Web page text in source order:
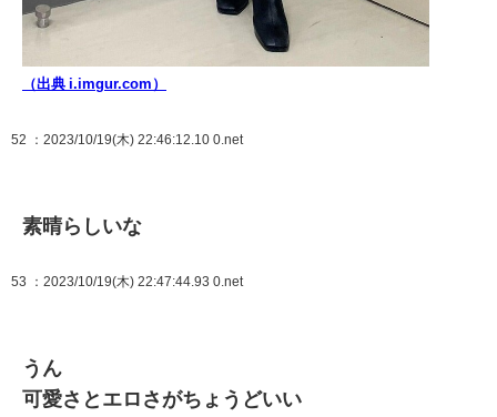
（出典 i.imgur.com）
52 ：2023/10/19(木) 22:46:12.10 0.net
素晴らしいな
53 ：2023/10/19(木) 22:47:44.93 0.net
うん
可愛さとエロさがちょうどいい